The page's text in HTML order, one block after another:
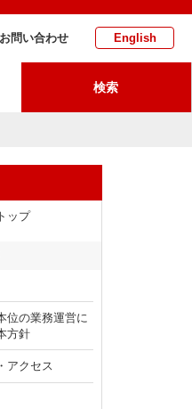
問い合わせ English
検索
ップ
位の業務運営に
方針
アクセス